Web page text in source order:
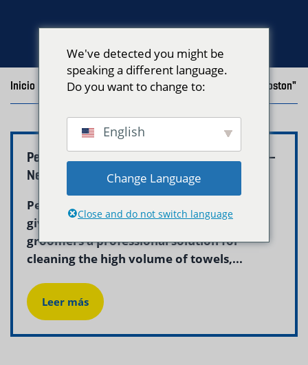
Inicio / Posts with the tag "Pet Grooming Laundry Boston"
Pet Grooming Salon Laundry Service Boston –
Neptune Laundry
Pet grooming laundry service in Boston
gives grooming salons and mobile
groomers a professional solution for
cleaning the high volume of towels,...
Leer más
We've detected you might be
speaking a different language.
Do you want to change to:
English
Change Language
Close and do not switch language